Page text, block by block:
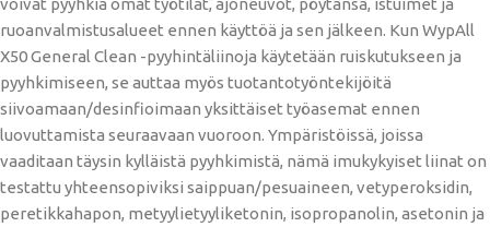
voivat pyyhkiä omat työtilat, ajoneuvot, pöytänsä, istuimet ja
ruoanvalmistusalueet ennen käyttöä ja sen jälkeen. Kun WypAll
X50 General Clean -pyyhintäliinoja käytetään ruiskutukseen ja
pyyhkimiseen, se auttaa myös tuotantotyöntekijöitä
siivoamaan/desinfioimaan yksittäiset työasemat ennen
luovuttamista seuraavaan vuoroon. Ympäristöissä, joissa
vaaditaan täysin kylläistä pyyhkimistä, nämä imukykyiset liinat on
testattu yhteensopiviksi saippuan/pesuaineen, vetyperoksidin,
peretikkahapon, metyylietyyliketonin, isopropanolin, asetonin ja